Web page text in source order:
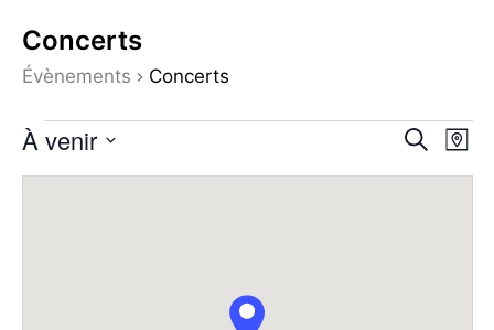
Concerts
Évènements Concerts
Évènements
et
Recherche
de
Plan
À venir
Sélectionnez